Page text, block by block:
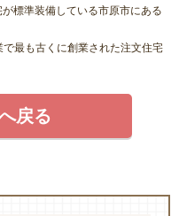
標準装備している市原市にある
最も古くに創業された注文住宅
戻る